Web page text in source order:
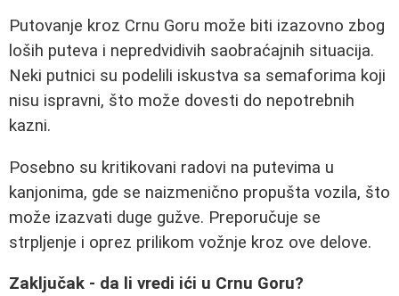
Putovanje kroz Crnu Goru može biti izazovno zbog
loših puteva i nepredvidivih saobraćajnih situacija.
Neki putnici su podelili iskustva sa semaforima koji
nisu ispravni, što može dovesti do nepotrebnih
kazni.
Posebno su kritikovani radovi na putevima u
kanjonima, gde se naizmenično propušta vozila, što
može izazvati duge gužve. Preporučuje se
strpljenje i oprez prilikom vožnje kroz ove delove.
Zaključak - da li vredi ići u Crnu Goru?